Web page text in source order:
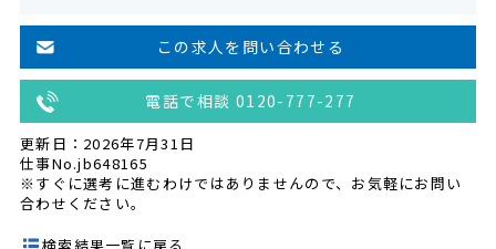
この求人を問い合わせる
電話で相談 0120-777-277
更新日：2026年7月31日
仕事No.jb648165
※すぐに選考に進むわけではありませんので、お気軽にお問い
合わせください。